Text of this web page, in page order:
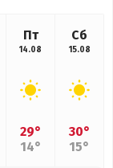
Пт
14.08
29°
14°
Сб
15.08
30°
15°